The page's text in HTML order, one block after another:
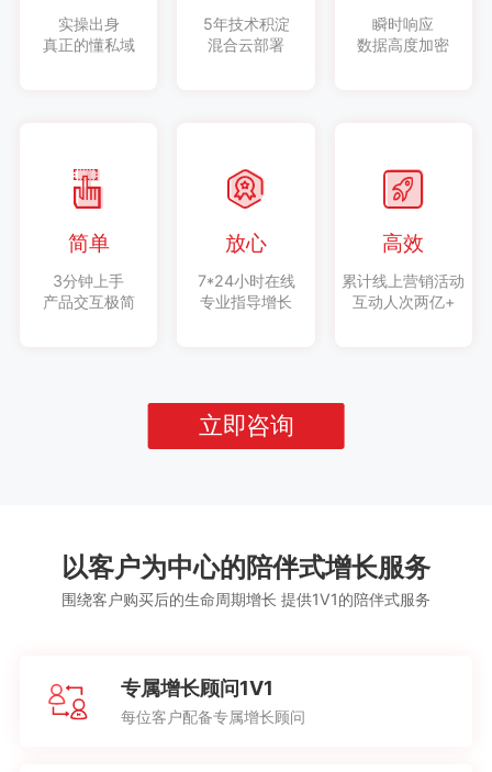
实操出身
真正的懂私域
5年技术积淀
混合云部署
瞬时响应
数据高度加密
简单
3分钟上手
产品交互极简
放心
7*24小时在线
专业指导增长
高效
累计线上营销活动
互动人次两亿+
立即咨询
以客户为中心的陪伴式增长服务
围绕客户购买后的生命周期增长 提供1V1的陪伴式服务
专属增长顾问1V1
每位客户配备专属增长顾问